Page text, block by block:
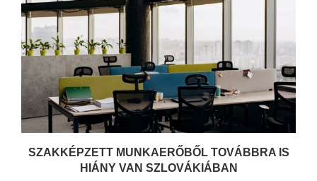
SZAKKÉPZETT MUNKAERŐBŐL TOVÁBBRA IS
HIÁNY VAN SZLOVÁKIÁBAN